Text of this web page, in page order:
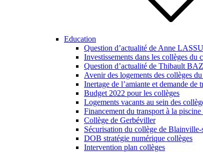
Education
Question d’actualité de Anne
Investissements dans les collèges du
Question d’actualité de Thibault
Avenir des logements des collèges
Inertage de l’amiante et demande
Budget 2022 pour les collèges
Logements vacants au sein des
Financement du transport à la
Collège de Gerbéviller
Sécurisation du collège de Blainville-
DOB stratégie numérique collèges
Intervention plan collèges